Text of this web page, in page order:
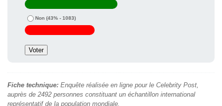
Non (43% - 1083)
Fiche technique: Enquête réalisée en ligne pour le Celebrity Post,
auprès de 2492 personnes constituant un échantillon international
représentatif de la population mondiale.